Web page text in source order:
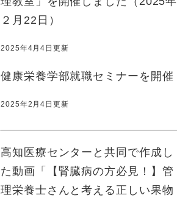
２月22日）
2025年4月4日更新
健康栄養学部就職セミナーを開催
2025年2月4日更新
高知医療センターと共同で作成し
た動画「【腎臓病の方必見！】管
理栄養士さんと考える正しい果物